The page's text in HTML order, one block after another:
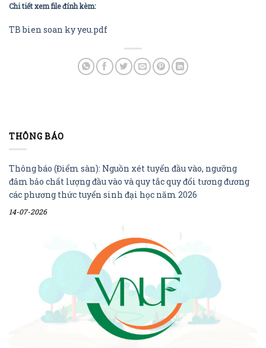
Chi tiết xem file đính kèm:
TB bien soan ky yeu.pdf
THÔNG BÁO
Thông báo (Điểm sàn): Nguồn xét tuyển đầu vào, ngưỡng
đảm bảo chất lượng đầu vào và quy tắc quy đổi tương đương
các phương thức tuyển sinh đại học năm 2026
14-07-2026